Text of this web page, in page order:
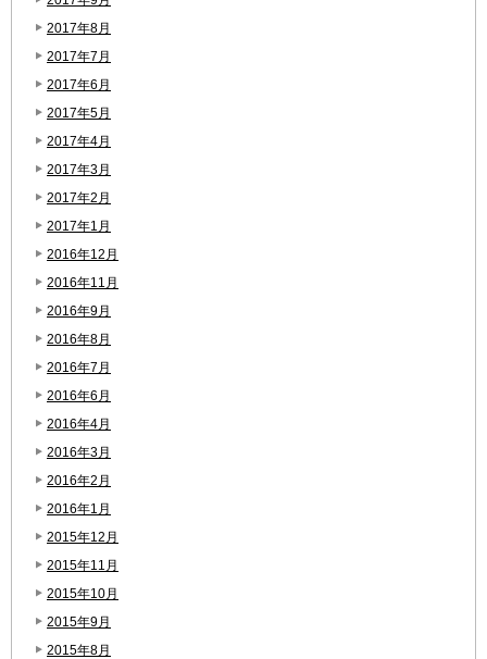
2017年8月
2017年7月
2017年6月
2017年5月
2017年4月
2017年3月
2017年2月
2017年1月
2016年12月
2016年11月
2016年9月
2016年8月
2016年7月
2016年6月
2016年4月
2016年3月
2016年2月
2016年1月
2015年12月
2015年11月
2015年10月
2015年9月
2015年8月